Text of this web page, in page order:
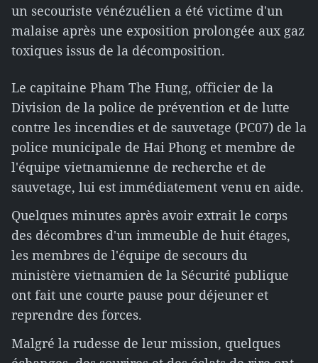
un secouriste vénézuélien a été victime d'un
malaise après une exposition prolongée aux gaz
toxiques issus de la décomposition.
Le capitaine Pham The Hung, officier de la
Division de la police de prévention et de lutte
contre les incendies et de sauvetage (PC07) de la
police municipale de Hai Phong et membre de
l'équipe vietnamienne de recherche et de
sauvetage, lui est immédiatement venu en aide.
Quelques minutes après avoir extrait le corps
des décombres d'un immeuble de huit étages,
les membres de l'équipe de secours du
ministère vietnamien de la Sécurité publique
ont fait une courte pause pour déjeuner et
reprendre des forces.
Malgré la rudesse de leur mission, quelques